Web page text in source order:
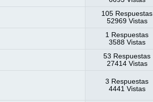
105 Respuestas
52969 Vistas
1 Respuestas
3588 Vistas
53 Respuestas
27414 Vistas
3 Respuestas
4441 Vistas